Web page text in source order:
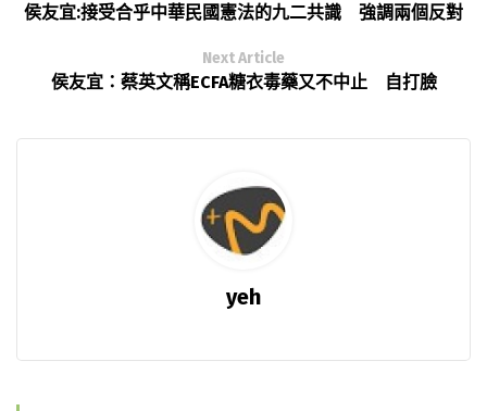
侯友宜:接受合乎中華民國憲法的九二共識 強調兩個反對
Next Article
侯友宜：蔡英文稱ECFA糖衣毒藥又不中止 自打臉
yeh